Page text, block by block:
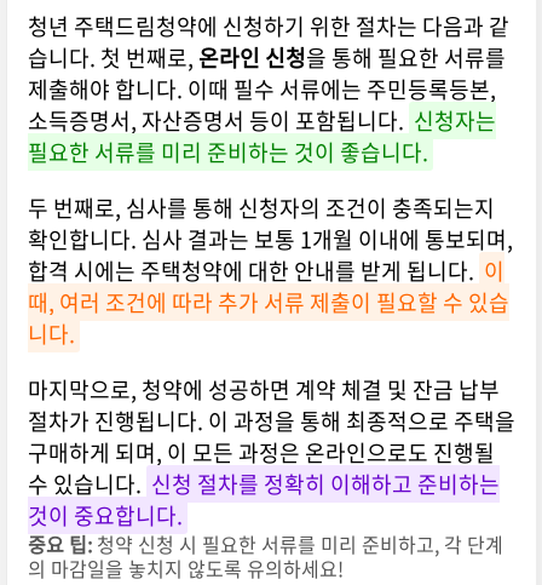
청년 주택드림청약에 신청하기 위한 절차는 다음과 같
습니다. 첫 번째로, 온라인 신청을 통해 필요한 서류를
제출해야 합니다. 이때 필수 서류에는 주민등록등본,
소득증명서, 자산증명서 등이 포함됩니다. 신청자는
필요한 서류를 미리 준비하는 것이 좋습니다.
두 번째로, 심사를 통해 신청자의 조건이 충족되는지
확인합니다. 심사 결과는 보통 1개월 이내에 통보되며,
합격 시에는 주택청약에 대한 안내를 받게 됩니다. 이
때, 여러 조건에 따라 추가 서류 제출이 필요할 수 있습
니다.
마지막으로, 청약에 성공하면 계약 체결 및 잔금 납부
절차가 진행됩니다. 이 과정을 통해 최종적으로 주택을
구매하게 되며, 이 모든 과정은 온라인으로도 진행될
수 있습니다. 신청 절차를 정확히 이해하고 준비하는
것이 중요합니다.
중요 팁:청약 신청 시 필요한 서류를 미리 준비하고, 각 단계
의 마감일을 놓치지 않도록 유의하세요!